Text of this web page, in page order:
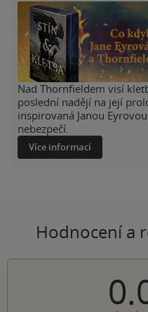
Nad Thornfieldem visí
poslední nadějí na její
inspirovaná Janou
nebezpečí.
Více informací
Hodnocení a